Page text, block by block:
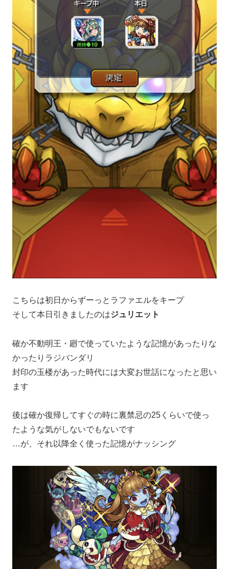
こちらは初日からずーっとラファエルをキープ
そして本日引きましたのはジュリエット
確か不動明王・廻で使っていたような記憶があったりな
かったりラジバンダリ
封印の玉楼があった時代には大変お世話になったと思い
ます
後は確か復帰してすぐの時に裏禁忌の25くらいで使っ
たような気がしないでもないです
…が、それ以降全く使った記憶がナッシング